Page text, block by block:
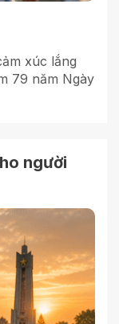
xúc lắng
79 năm Ngày
người